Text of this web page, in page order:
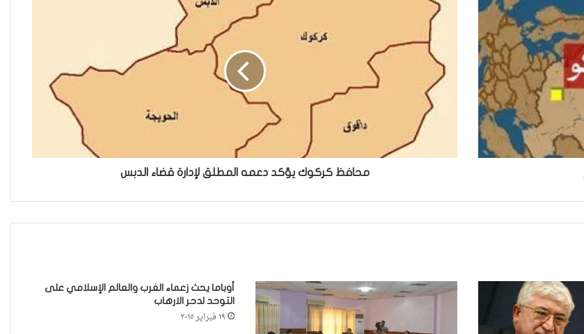
العراقية تكسر القيد نحو فضاء الحرية
“كون آي” لماذا تركت وظيفتها
الحكومية وفتحت مطعم ؟
نينوى تسجل اعلى رقم بتصديق عقود
الزواج خارج المحكمة خلال شهر كانون
مقاهي النساء في العراق استراحة
وخصوصية
محافظ كركوك يؤكد دعمه المطلق لإدارة قضاء الدبس
أوباما يحث زعماء الغرب والعالم الإسلامي على
التوحد لدحر الارهاب
١٩ فبراير ٢٠١٥